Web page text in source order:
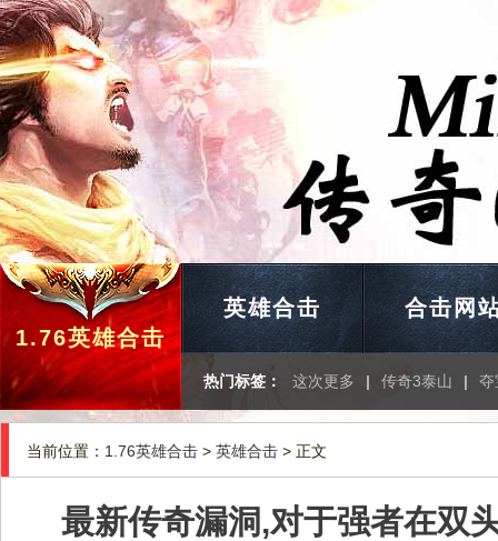
1.76英雄合击
英雄合击 合击网
热门标签： 这次更多 | 传奇3泰山 | 夺
当前位置： 1.76英雄合击 > 英雄合击 > 正文
最新传奇漏洞,对于强者在双